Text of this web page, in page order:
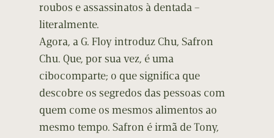
roubos e assassinatos à dentada –
literalmente.
Agora, a G. Floy introduz Chu, Safron
Chu. Que, por sua vez, é uma
cibocomparte; o que significa que
descobre os segredos das pessoas com
quem come os mesmos alimentos ao
mesmo tempo. Safron é irmã de Tony,